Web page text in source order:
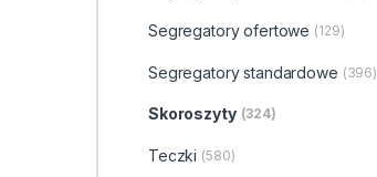
Segregatory ofertowe (129)
Segregatory standardowe (396)
Skoroszyty (324)
Teczki (580)